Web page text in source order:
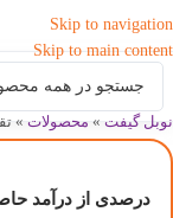
Skip to navigation
Skip to main content
نوبل گیفت » محصولات »
درصدی از درآمد